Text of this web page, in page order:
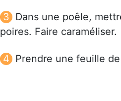
Dans une poêle,
poires. Faire caraméliser.
Prendre une feuille